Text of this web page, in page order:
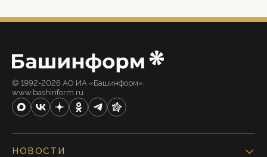
© 1992-2026 АО ИА «Башинформ».
www.bashinform.ru
НОВОСТИ